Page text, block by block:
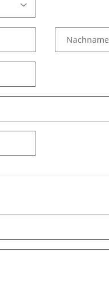
Nachname